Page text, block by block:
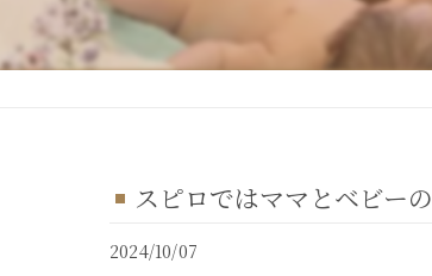
スピロではママとベビーの
2024/10/07